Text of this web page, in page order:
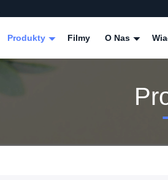
Produkty Filmy O Nas